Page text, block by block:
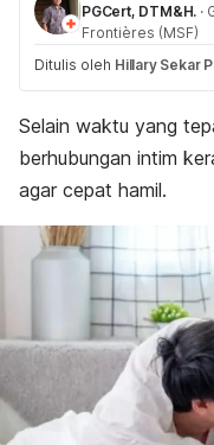
PGCert, DTM&H. ·
Frontières (MSF)
Ditulis oleh Hillary Sekar
Selain waktu yang
berhubungan intim
agar cepat hamil.